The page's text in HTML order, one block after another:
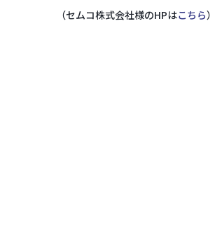
（セムコ株式会社様のHPはこちら）